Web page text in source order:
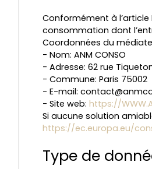
Conformément à
consommation dont
Coordonnées du
- Nom: ANM CONSO
- Adresse: 62 rue
- Commune: Paris 75002
- E-mail:
- Site web: https://
Si aucune solution
https://ec.europa.eu/
Type de